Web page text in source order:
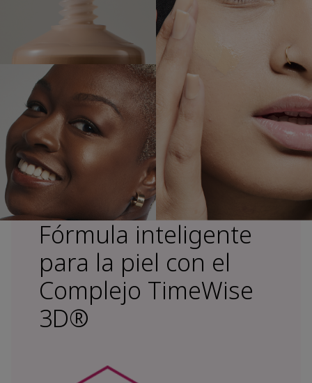
Fórmula inteligente
para la piel con el
Complejo TimeWise
3D®